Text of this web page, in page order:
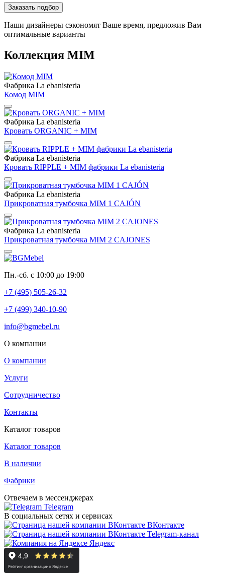
Заказать подбор
Наши дизайнеры сэкономят Ваше время, предложив Вам
оптимальные варианты
Коллекция MIM
Фабрика La ebanisteria
Комод MIM
Фабрика La ebanisteria
Кровать ORGANIC + MIM
Фабрика La ebanisteria
Кровать RIPPLE + MIM фабрики La ebanisteria
Фабрика La ebanisteria
Прикроватная тумбочка MIM 1 CAJÓN
Фабрика La ebanisteria
Прикроватная тумбочка MIM 2 CAJONES
Пн.-сб. с 10:00 до 19:00
+7 (495) 505-26-32
+7 (499) 340-10-90
info@bgmebel.ru
О компании
О компании
Услуги
Сотрудничество
Контакты
Каталог товаров
Каталог товаров
В наличии
Фабрики
Отвечаем в мессенджерах
Telegram
В социальных сетях и сервисах
ВКонтакте
Telegram-канал
Яндекс